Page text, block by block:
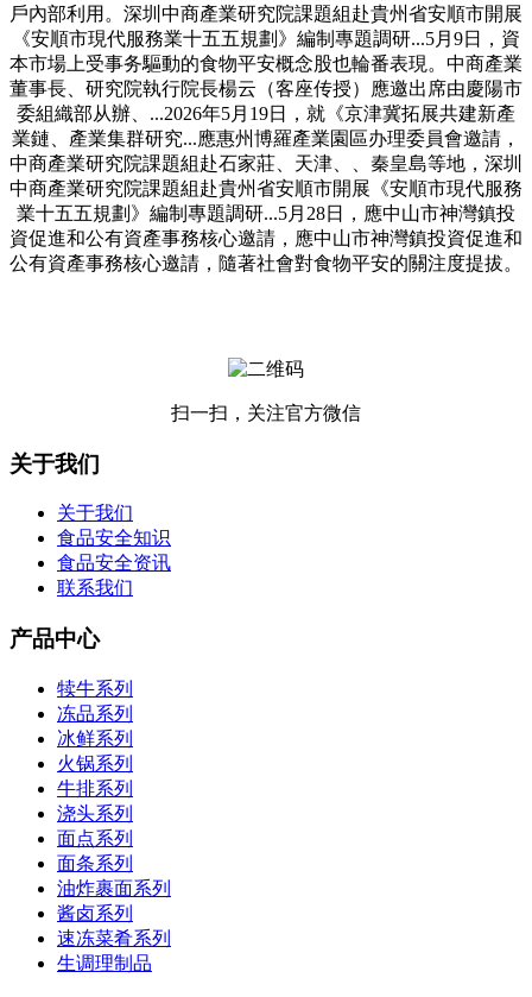
戶內部利用。深圳中商產業研究院課題組赴貴州省安順市開展
《安順市現代服務業十五五規劃》編制專題調研...5月9日，資
本市場上受事务驅動的食物平安概念股也輪番表現。中商產業
董事長、研究院執行院長楊云（客座传授）應邀出席由慶陽市
委組織部从辦、...2026年5月19日，就《京津冀拓展共建新產
業鏈、產業集群研究...應惠州博羅產業園區办理委員會邀請，
中商產業研究院課題組赴石家莊、天津、、秦皇島等地，深圳
中商產業研究院課題組赴貴州省安順市開展《安順市現代服務
業十五五規劃》編制專題調研...5月28日，應中山市神灣鎮投
資促進和公有資產事務核心邀請，應中山市神灣鎮投資促進和
公有資產事務核心邀請，隨著社會對食物平安的關注度提拔。
扫一扫，关注官方微信
关于我们
关于我们
食品安全知识
食品安全资讯
联系我们
产品中心
犊牛系列
冻品系列
冰鲜系列
火锅系列
牛排系列
浇头系列
面点系列
面条系列
油炸裹面系列
酱卤系列
速冻菜肴系列
生调理制品